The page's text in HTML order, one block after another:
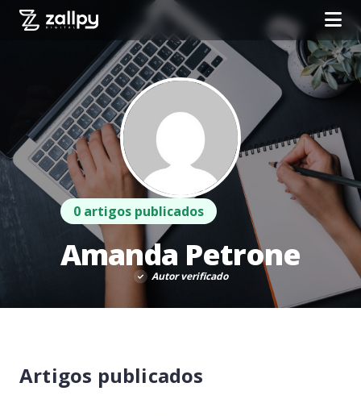
0 artigos publicados
Amanda Petrone
Autor verificado
Artigos publicados